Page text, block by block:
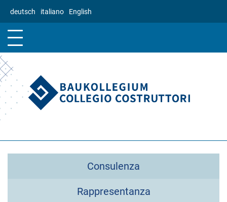
al
principale
deutsch italiano English
Consulenza
Rappresentanza